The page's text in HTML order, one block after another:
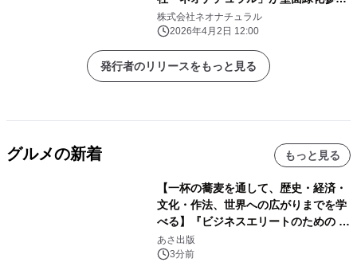
者を募集
株式会社ネオナチュラル
2026年4月2日 12:00
発行者のリリースをもっと見る
グルメの新着 もっと見る
【一杯の蕎麦を通して、歴史・経済・
文化・作法、世界への広がりまでを学
べる】『ビジネスエリートのための 教
養としての蕎麦』2026年8月25日
（火）発売
あさ出版
3分前